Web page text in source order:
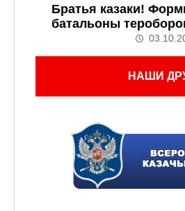
Братья казаки!
батальоны
НАШИ